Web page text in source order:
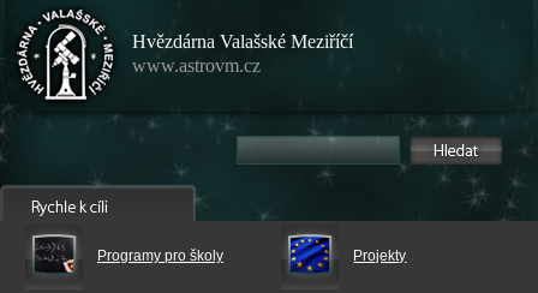
Hvězdárna Valašské Meziříčí
www.astrovm.cz
Programy pro školy Projekty